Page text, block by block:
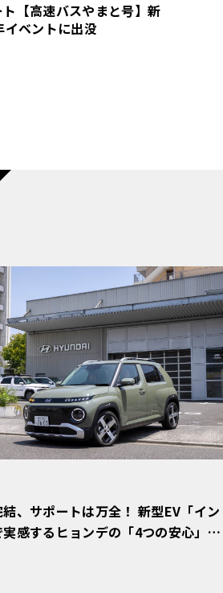
【高速バスやまと号】新
イベントに出没
、サポートは万全！ 新型EV「イン
感するヒョンデの「4つの安心」
ョンデ6つの疑問：Why? Hyunda